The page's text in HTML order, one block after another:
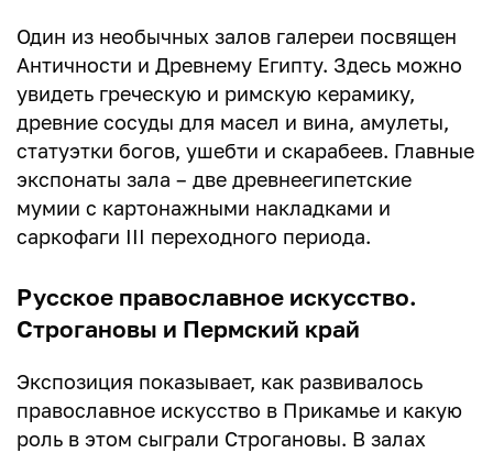
Один из необычных залов галереи посвящен
Античности и Древнему Египту. Здесь можно
увидеть греческую и римскую керамику,
древние сосуды для масел и вина, амулеты,
статуэтки богов, ушебти и скарабеев. Главные
экспонаты зала – две древнеегипетские
мумии с картонажными накладками и
саркофаги III переходного периода.
Русское православное искусство.
Строгановы и Пермский край
Экспозиция показывает, как развивалось
православное искусство в Прикамье и какую
роль в этом сыграли Строгановы. В залах